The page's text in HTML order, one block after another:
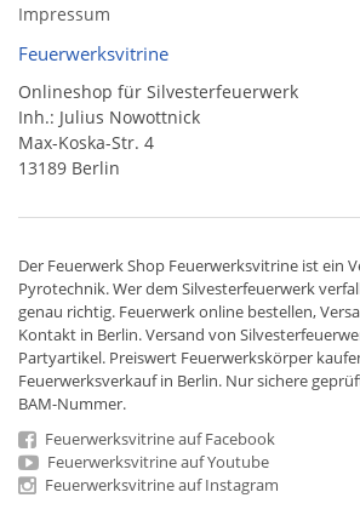
Impressum
Feuerwerksvitrine
Onlineshop für Silvesterfeuerwerk
Inh.: Julius Nowottnick
Max-Koska-Str. 4
13189 Berlin
Der Feuerwerk Shop Feuerwerksvitrine ist ein
Pyrotechnik. Wer dem Silvesterfeuerwerk
genau richtig. Feuerwerk online bestellen,
Kontakt in Berlin. Versand von
Partyartikel. Preiswert Feuerwerkskörper
Feuerwerksverkauf in Berlin. Nur sichere
BAM-Nummer.
Feuerwerksvitrine auf Facebook
Feuerwerksvitrine auf Youtube
Feuerwerksvitrine auf Instagram